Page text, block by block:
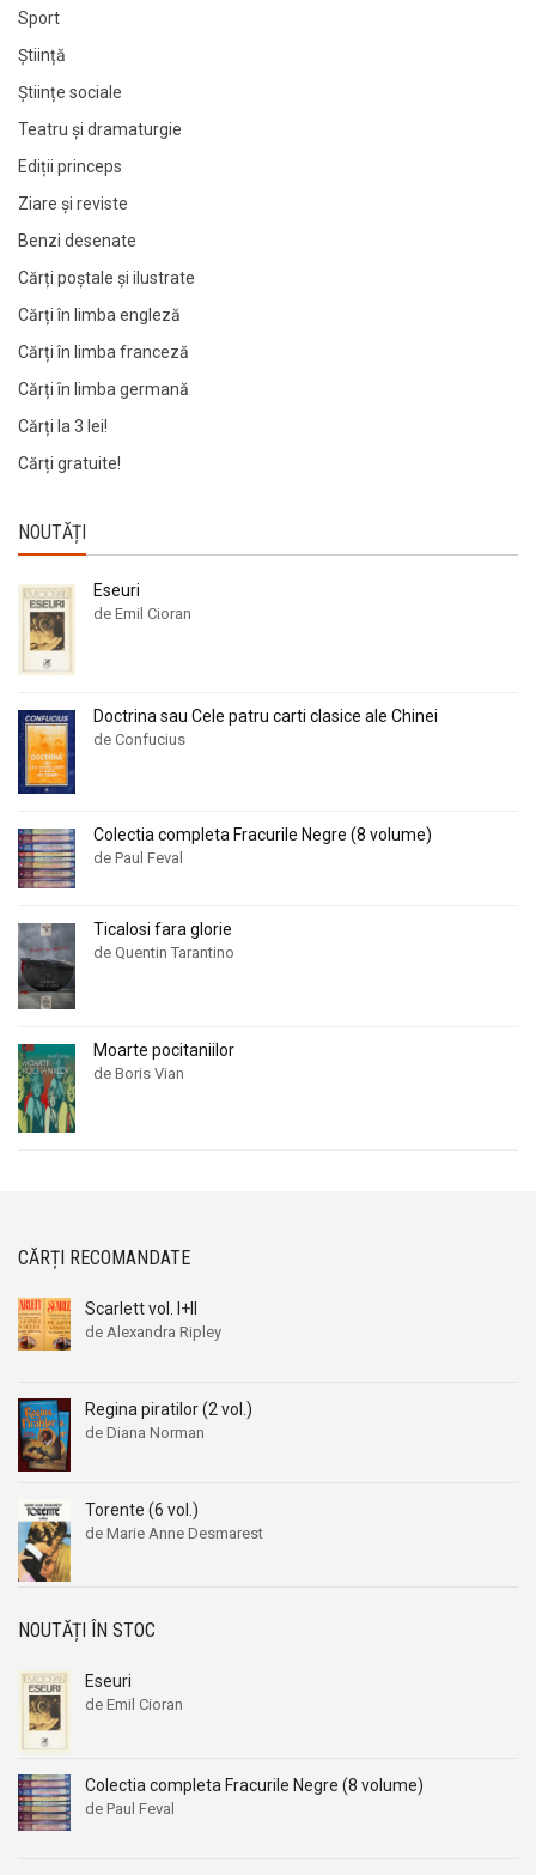
Sport
Știință
Științe sociale
Teatru și dramaturgie
Ediții princeps
Ziare şi reviste
Benzi desenate
Cărți poștale și ilustrate
Cărți în limba engleză
Cărți în limba franceză
Cărți în limba germană
Cărți la 3 lei!
Cărți gratuite!
NOUTĂȚI
Eseuri
de Emil Cioran
Doctrina sau Cele patru carti clasice ale Chinei
de Confucius
Colectia completa Fracurile Negre (8 volume)
de Paul Feval
Ticalosi fara glorie
de Quentin Tarantino
Moarte pocitaniilor
de Boris Vian
CĂRȚI RECOMANDATE
Scarlett vol. I+II
de Alexandra Ripley
Regina piratilor (2 vol.)
de Diana Norman
Torente (6 vol.)
de Marie Anne Desmarest
NOUTĂȚI ÎN STOC
Eseuri
de Emil Cioran
Colectia completa Fracurile Negre (8 volume)
de Paul Feval